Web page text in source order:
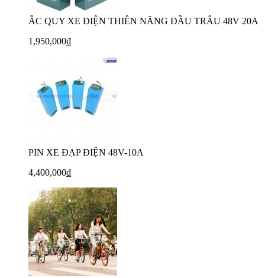
ẮC QUY XE ĐIỆN THIÊN NĂNG ĐẦU TRÂU 48V 20A
1,950,000₫
PIN XE ĐẠP ĐIỆN 48V-10A
4,400,000₫